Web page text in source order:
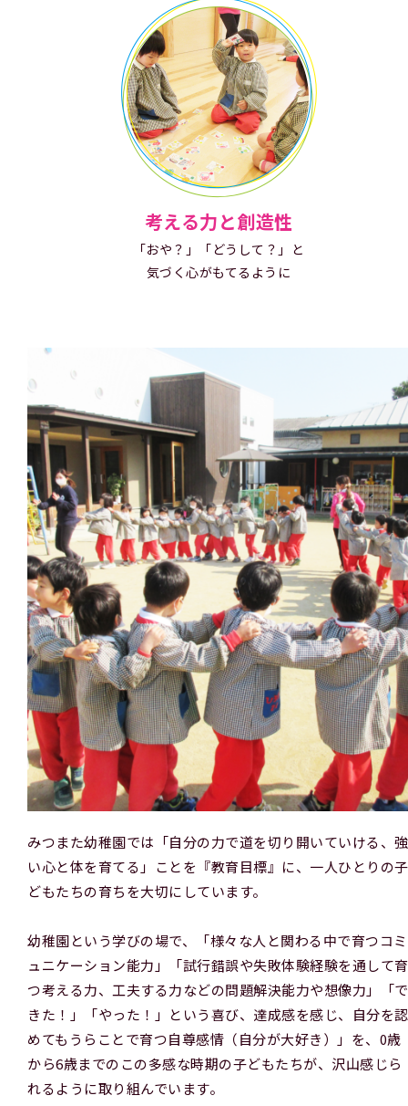
考える力と創造性
「おや？」「どうして？」と
気づく心がもてるように
みつまた幼稚園では「自分の力で道を切り開いていける、強
い心と体を育てる」ことを『教育目標』に、一人ひとりの子
どもたちの育ちを大切にしています。
幼稚園という学びの場で、「様々な人と関わる中で育つコミ
ュニケーション能力」「試行錯誤や失敗体験経験を通して育
つ考える力、工夫する力などの問題解決能力や想像力」「で
きた！」「やった！」という喜び、達成感を感じ、自分を認
めてもうらことで育つ自尊感情（自分が大好き）」を、0歳
から6歳までのこの多感な時期の子どもたちが、沢山感じら
れるように取り組んでいます。